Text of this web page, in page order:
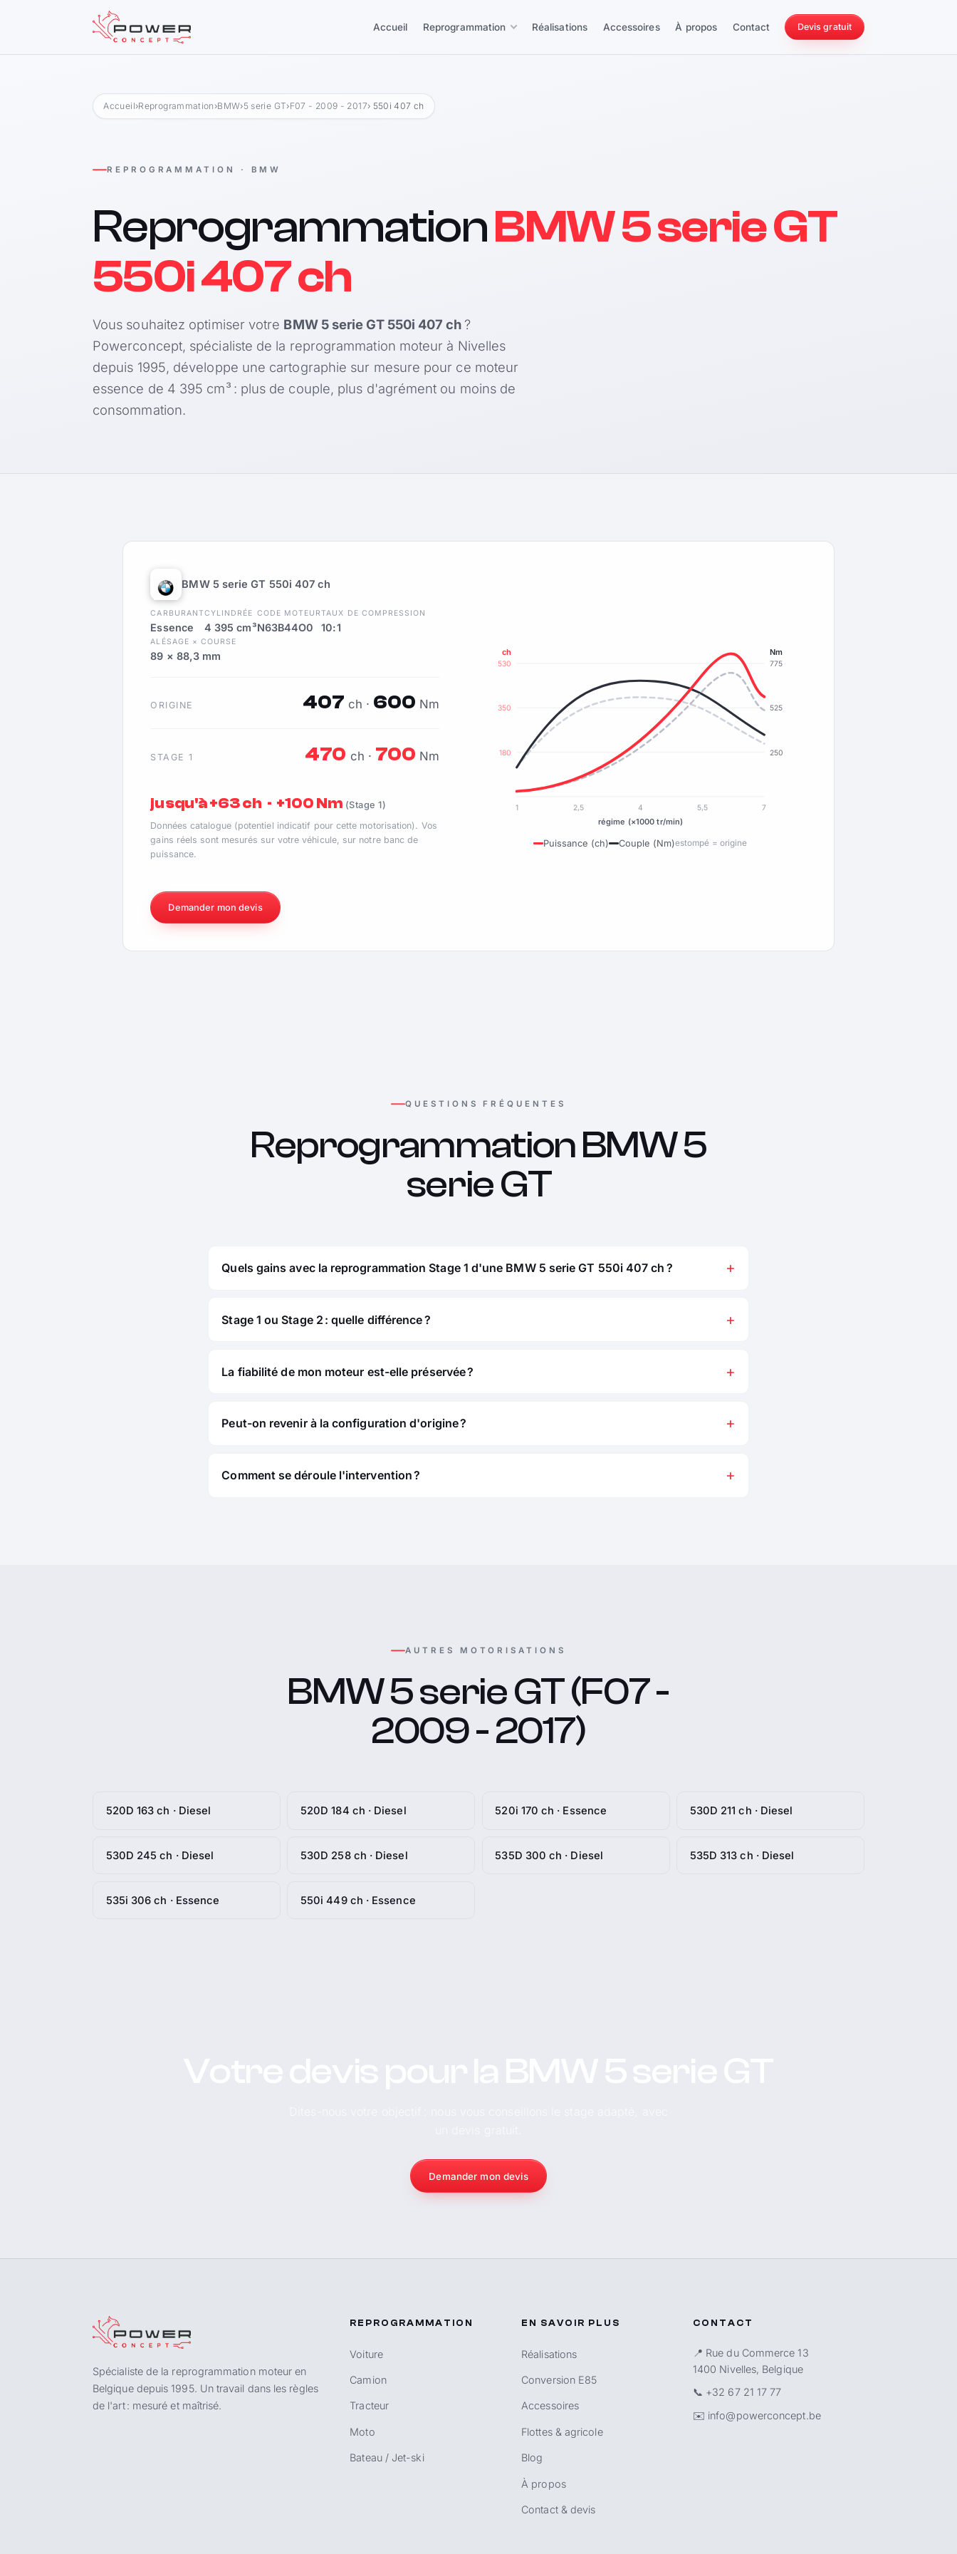
Accueil Reprogrammation Réalisations Accessoires À propos Contact Devis gratuit
228 Nm
Accueil›Reprogrammation ›BMW›5 serie GT›F07 - 2009 - 2017› 550i 407 ch
REPROGRAMMATION · BMW
ReprogrammationBMW 5 serie GT
550i 407 ch
Vous souhaitez optimiser votre BMW 5 serie GT 550i 407 ch?
Powerconcept, spécialiste de la reprogrammation moteur à Nivelles
depuis 1995, développe une cartographie sur mesure pour ce moteur
essence de 4 395 cm³ : plus de couple, plus d'agrément ou moins de
consommation.
BMW 5 serie GT 550i 407 ch
CARBURANT
Essence
CYLINDRÉE
4 395 cm³
CODE MOTEUR
N63B44O0
TAUX DE COMPRESSION
10:1
ALÉSAGE × COURSE
89 × 88,3 mm
ORIGINE 407 ch · 600 Nm
STAGE 1 470 ch · 700 Nm
jusqu'à +63 ch · +100 Nm (Stage 1)
Données catalogue (potentiel indicatif pour cette motorisation). Vos
gains réels sont mesurés sur votre véhicule, sur notre banc de
puissance.
180
350
530
250
525
775
ch Nm
1 2,5 4 5,5 7
régime (×1000 tr/min)
Puissance (ch) Couple (Nm)estompé = origine
Demander mon devis
QUESTIONS FRÉQUENTES
Reprogrammation BMW 5
serie GT
Quels gains avec la reprogrammation Stage 1 d'une BMW 5 serie GT 550i 407 ch ?
Stage 1 ou Stage 2 : quelle différence ?
La fiabilité de mon moteur est-elle préservée ?
Peut-on revenir à la configuration d'origine ?
Comment se déroule l'intervention ?
AUTRES MOTORISATIONS
BMW 5 serie GT (F07 -
2009 - 2017)
520D 163 ch · Diesel 520D 184 ch · Diesel 520i 170 ch · Essence 530D 211 ch · Diesel
530D 245 ch · Diesel 530D 258 ch · Diesel 535D 300 ch · Diesel 535D 313 ch · Diesel
535i 306 ch · Essence 550i 449 ch · Essence
Demander mon devis
Spécialiste de la reprogrammation moteur en
Belgique depuis 1995. Un travail dans les règles
de l'art : mesuré et maîtrisé.
REPROGRAMMATION
Voiture
Camion
Tracteur
Moto
Bateau / Jet-ski
EN SAVOIR PLUS
Réalisations
Conversion E85
Accessoires
Flottes & agricole
Blog
À propos
Contact & devis
CONTACT
📍 Rue du Commerce 13
1400 Nivelles, Belgique
📞 +32 67 21 17 77
✉️ info@powerconcept.be